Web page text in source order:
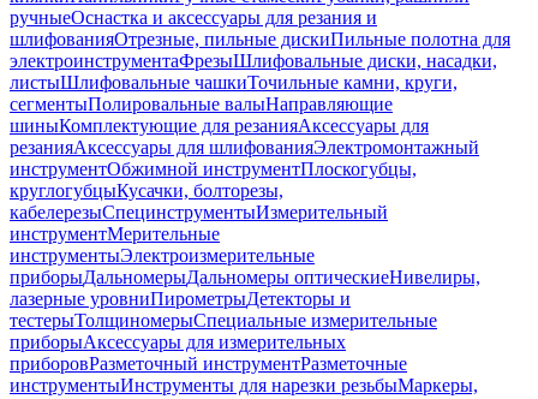
ручныеОснастка и аксессуары для резания и
шлифованияОтрезные, пильные дискиПильные полотна для
электроинструментаФрезыШлифовальные диски, насадки,
листыШлифовальные чашкиТочильные камни, круги,
сегментыПолировальные валыНаправляющие
шиныКомплектующие для резанияАксессуары для
резанияАксессуары для шлифованияЭлектромонтажный
инструментОбжимной инструментПлоскогубцы,
круглогубцыКусачки, болторезы,
кабелерезыСпецинструментыИзмерительный
инструментМерительные
инструментыЭлектроизмерительные
приборыДальномерыДальномеры оптическиеНивелиры,
лазерные уровниПирометрыДетекторы и
тестерыТолщиномерыСпециальные измерительные
приборыАксессуары для измерительных
приборовРазметочный инструментРазметочные
инструментыИнструменты для нарезки резьбыМаркеры,